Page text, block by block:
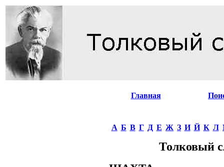
Главная
А Б В Г Д Е Ж З И Й К Л
Толковый